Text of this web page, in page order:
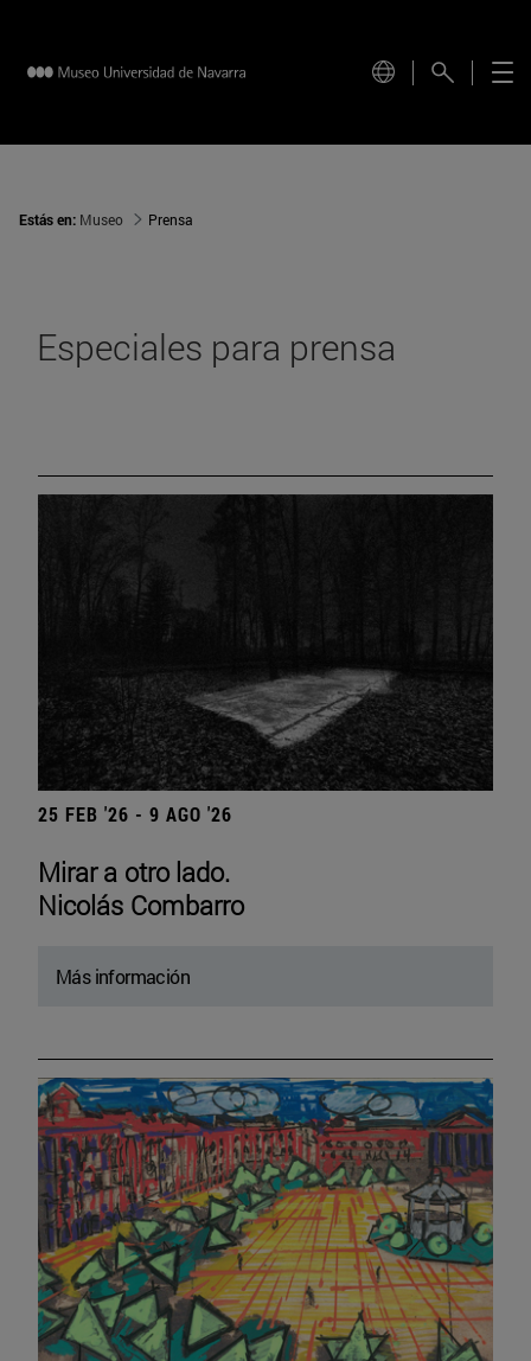
Estás en: Museo Prensa
Especiales para prensa
25 FEB '26 - 9 AGO '26
Mirar a otro lado.
Nicolás Combarro
Más información